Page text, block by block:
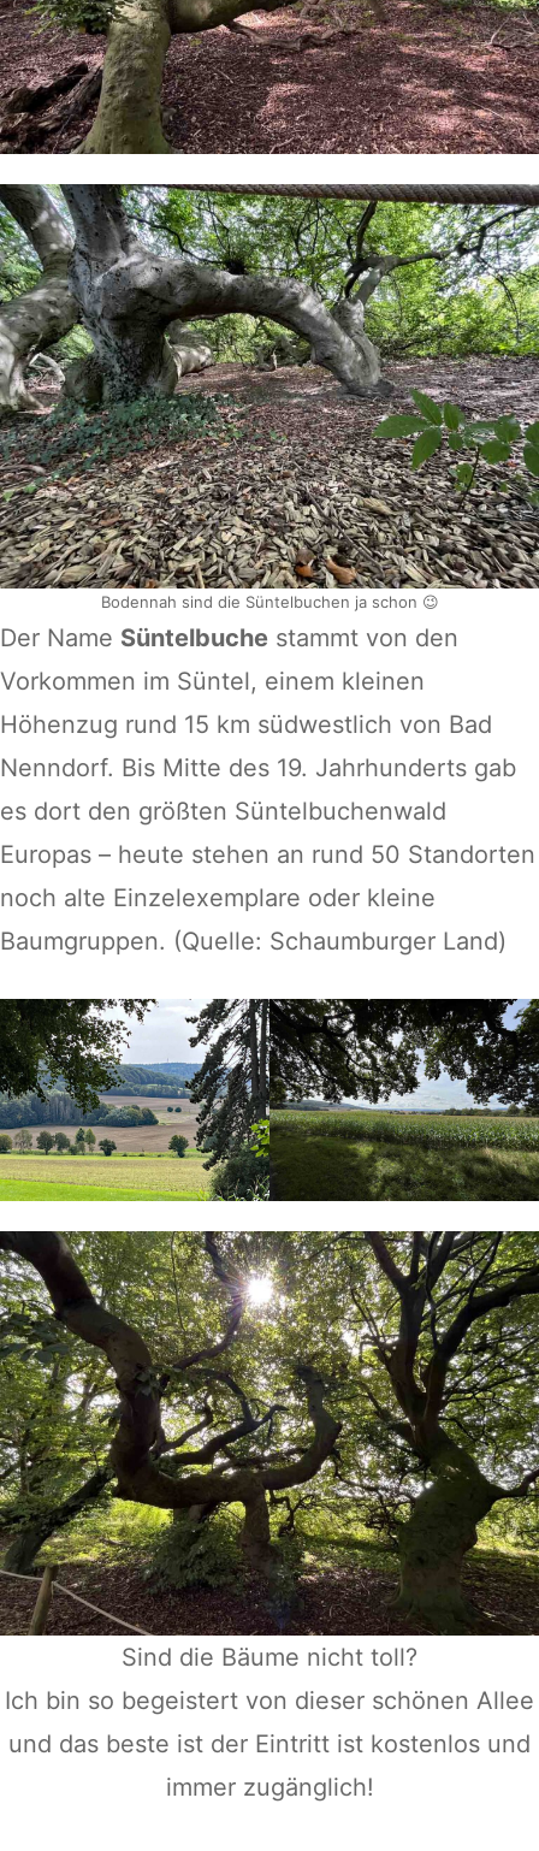
Bodennah sind die Süntelbuchen ja schon 😉
Der Name Süntelbuche stammt von den
Vorkommen im Süntel, einem kleinen
Höhenzug rund 15 km südwestlich von Bad
Nenndorf. Bis Mitte des 19. Jahrhunderts gab
es dort den größten Süntelbuchenwald
Europas – heute stehen an rund 50 Standorten
noch alte Einzelexemplare oder kleine
Baumgruppen. (Quelle: Schaumburger Land)
Sind die Bäume nicht toll?
Ich bin so begeistert von dieser schönen Allee
und das beste ist der Eintritt ist kostenlos und
immer zugänglich!